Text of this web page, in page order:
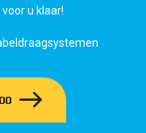
u klaar!